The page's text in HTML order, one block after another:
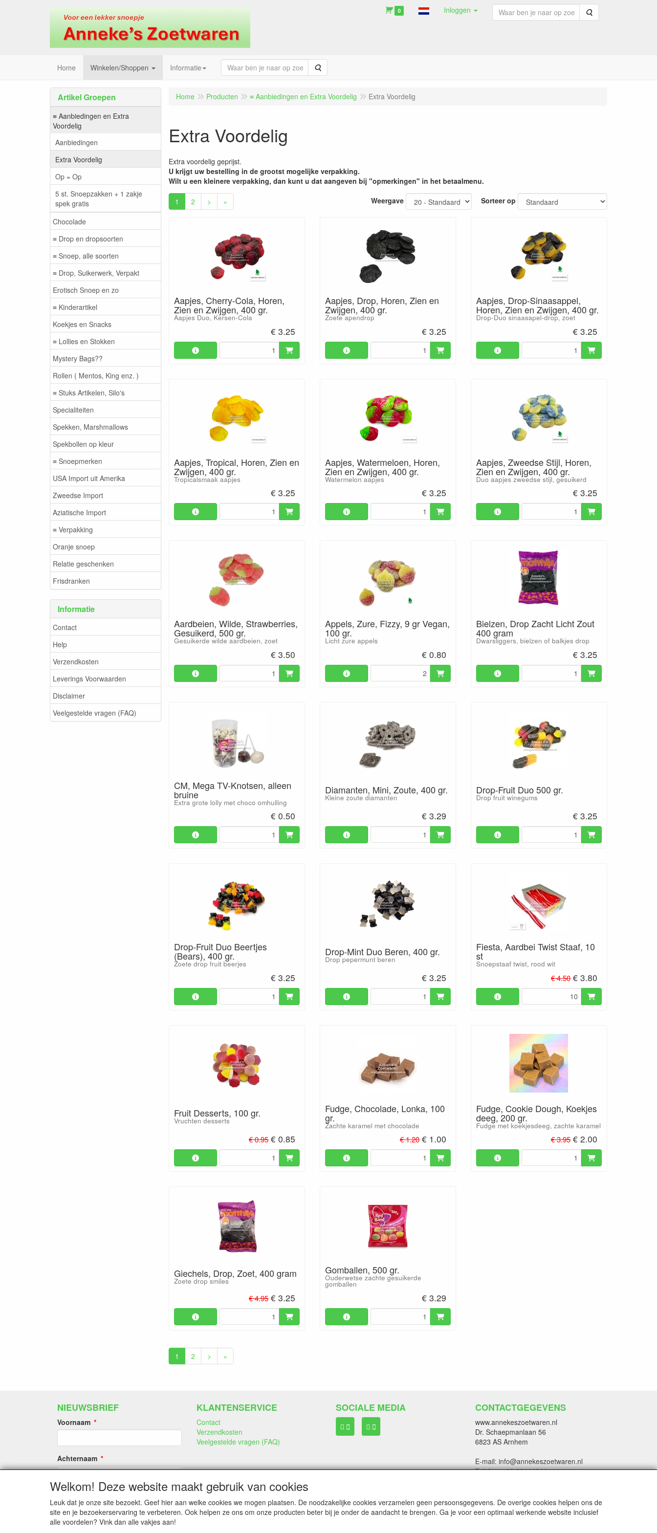
0 Inloggen Zoeken
Home Winkelen/Shoppen Informatie Zoeken
Artikel Groepen
≡ Aanbiedingen en Extra
Voordelig
Aanbiedingen
Extra Voordelig
Op = Op
5 st. Snoepzakken + 1 zakje
spek gratis
Chocolade
≡ Drop en dropsoorten
≡ Snoep, alle soorten
≡ Drop, Suikerwerk, Verpakt
Erotisch Snoep en zo
≡ Kinderartikel
Koekjes en Snacks
≡ Lollies en Stokken
Mystery Bags??
Rollen ( Mentos, King enz. )
≡ Stuks Artikelen, Silo's
Specialiteiten
Spekken, Marshmallows
Spekbollen op kleur
≡ Snoepmerken
USA Import uit Amerika
Zweedse Import
Aziatische Import
≡ Verpakking
Oranje snoep
Relatie geschenken
Frisdranken
Informatie
Contact
Help
Verzendkosten
Leverings Voorwaarden
Disclaimer
Veelgestelde vragen (FAQ)
Home Producten ≡ Aanbiedingen en Extra Voordelig Extra Voordelig
Extra Voordelig
Extra voordelig geprijst.
U krijgt uw bestelling in de grootst mogelijke verpakking.
Wilt u een kleinere verpakking, dan kunt u dat aangeven bij "opmerkingen" in het betaalmenu.
1 2 > » Weergave Sorteer op
Aapjes, Cherry-Cola, Horen,
Zien en Zwijgen, 400 gr.
Aapjes Duo, Kersen-Cola
€ 3.25
Aapjes, Drop, Horen, Zien en
Zwijgen, 400 gr.
Zoete apendrop
€ 3.25
Aapjes, Drop-Sinaasappel,
Horen, Zien en Zwijgen, 400 gr.
Drop-Duo sinaasapel-drop, zoet
€ 3.25
Aapjes, Tropical, Horen, Zien en
Zwijgen, 400 gr.
Tropicalsmaak aapjes
€ 3.25
Aapjes, Watermeloen, Horen,
Zien en Zwijgen, 400 gr.
Watermelon aapjes
€ 3.25
Aapjes, Zweedse Stijl, Horen,
Zien en Zwijgen, 400 gr.
Duo aapjes zweedse stijl, gesuikerd
€ 3.25
Aardbeien, Wilde, Strawberries,
Gesuikerd, 500 gr.
Gesuikerde wilde aardbeien, zoet
€ 3.50
Appels, Zure, Fizzy, 9 gr Vegan,
100 gr.
Licht zure appels
€ 0.80
Bielzen, Drop Zacht Licht Zout
400 gram
Dwarsliggers, bielzen of balkjes drop
€ 3.25
CM, Mega TV-Knotsen, alleen
bruine
Extra grote lolly met choco omhulling
€ 0.50
Diamanten, Mini, Zoute, 400 gr.
Kleine zoute diamanten
€ 3.29
Drop-Fruit Duo 500 gr.
Drop fruit winegums
€ 3.25
Drop-Fruit Duo Beertjes
(Bears), 400 gr.
Zoete drop fruit beerjes
€ 3.25
Drop-Mint Duo Beren, 400 gr.
Drop pepermunt beren
€ 3.25
Fiesta, Aardbei Twist Staaf, 10
st
Snoepstaaf twist, rood wit
€ 4.50 € 3.80
Fruit Desserts, 100 gr.
Vruchten desserts
€ 0.95 € 0.85
Fudge, Chocolade, Lonka, 100
gr.
Zachte karamel met chocolade
€ 1.20 € 1.00
Fudge, Cookie Dough, Koekjes
deeg, 200 gr.
Fudge met koekjesdeeg, zachte karamel
€ 3.95 € 2.00
Giechels, Drop, Zoet, 400 gram
Zoete drop smiles
€ 4.95 € 3.25
Gomballen, 500 gr.
Ouderwetse zachte gesuikerde
gomballen
€ 3.29
1 2 > »
NIEUWSBRIEF
Voornaam
Achternaam
E-mail
KLANTENSERVICE
Contact
Verzendkosten
Veelgestelde vragen (FAQ)
SOCIALE MEDIA CONTACTGEGEVENS
www.annekeszoetwaren.nl
Dr. Schaepmanlaan 56
6823 AS Arnhem
E-mail: info@annekeszoetwaren.nl
Telefoon: 06 26444044
Welkom! Deze website maakt gebruik van cookies
Leuk dat je onze site bezoekt. Geef hier aan welke cookies we mogen plaatsen. De noodzakelijke cookies verzamelen geen persoonsgegevens. De overige cookies helpen ons de
site en je bezoekerservaring te verbeteren. Ook helpen ze ons om onze producten beter bij je onder de aandacht te brengen. Ga je voor een optimaal werkende website inclusief
alle voordelen? Vink dan alle vakjes aan!